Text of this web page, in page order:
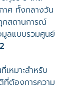
าศ ทั้งกลางวัน
กสถานการณ์
มูลแบบรวมศูนย์
เหมาะสำหรับ
ที่ต้องการความ